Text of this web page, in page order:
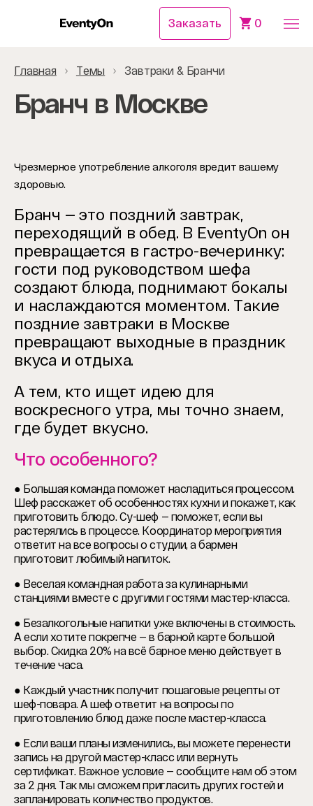
Заказать 0
Главная Темы Завтраки & Бранчи
Бранч в Москве
Чрезмерное употребление алкоголя вредит вашему
здоровью.
Бранч — это поздний завтрак,
переходящий в обед. В EventyOn он
превращается в гастро-вечеринку:
гости под руководством шефа
создают блюда, поднимают бокалы
и наслаждаются моментом. Такие
поздние завтраки в Москве
превращают выходные в праздник
вкуса и отдыха.
А тем, кто ищет идею для
воскресного утра, мы точно знаем,
где будет вкусно.
Что особенного?
● Большая команда поможет насладиться процессом.
Шеф расскажет об особенностях кухни и покажет, как
приготовить блюдо. Су-шеф — поможет, если вы
растерялись в процессе. Координатор мероприятия
ответит на все вопросы о студии, а бармен
приготовит любимый напиток.
● Веселая командная работа за кулинарными
станциями вместе с другими гостями мастер-класса.
● Безалкогольные напитки уже включены в стоимость.
А если хотите покрепче — в барной карте большой
выбор. Скидка 20% на всё барное меню действует в
течение часа.
● Каждый участник получит пошаговые рецепты от
шеф-повара. А шеф ответит на вопросы по
приготовлению блюд даже после мастер-класса.
● Если ваши планы изменились, вы можете перенести
запись на другой мастер-класс или вернуть
сертификат. Важное условие — сообщите нам об этом
за 2 дня. Так мы сможем пригласить других гостей и
запланировать количество продуктов.